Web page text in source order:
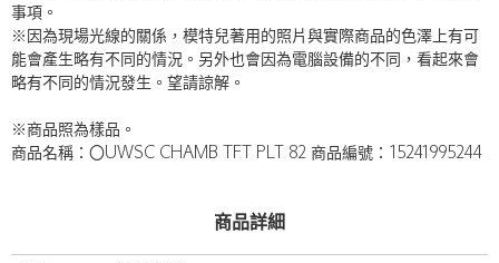
事項。
※因為現場光線的關係，模特兒著用的照片與實際商品的色澤上有可
能會產生略有不同的情況。另外也會因為電腦設備的不同，看起來會
略有不同的情況發生。望請諒解。
※商品照為樣品。
商品名稱：〇UWSC CHAMB TFT PLT 82 商品編號：15241995244
商品詳細